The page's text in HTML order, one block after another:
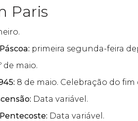
Paris
primeira segunda-feira
de maio.
8 de maio. Celebração do
Data variável.
Data variável.